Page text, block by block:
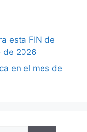
esta FIN de
de 2026
en el mes de